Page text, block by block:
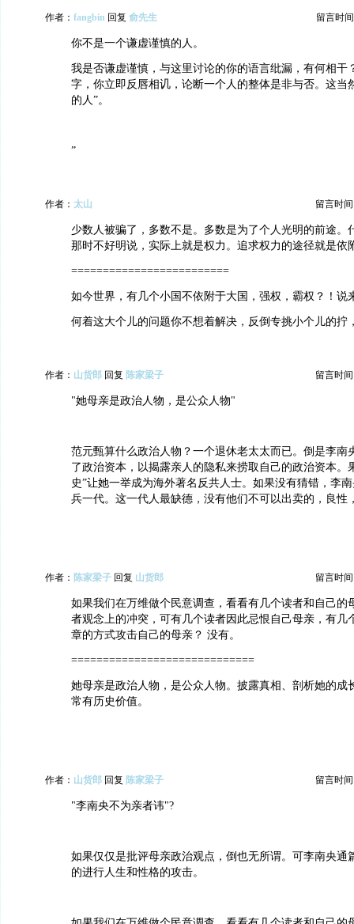
作者： fangbin 回复 俞先生 留言时
你不是一个谦虚谨慎的人。
我是否谦虚谨慎，与这里讨论的你的语言纰漏，有何相干
字，你立即反唇相讥，论断一个人的整体是非与否。这当
的人”。
”
作者： 太山 留言时间
少数人被骗了，多数不是。多数是为了个人光明的前途。
那时不好明说，实际上就是权力。追求权力的途径就是依
=========================
如今世界，有几个小国不依附于大国，强权，霸权？！说
何着这大个儿的问题你不想着解决，反倒专挑小个儿的拧
作者： 山货郎 回复 陈家梁子 留言时间
"她母亲是政治人物，是公众人物"
范元甄算什么政治人物？一个退休老太太而已。倒是李南
了政治资本，以揭露亲人的隐私来捞取自己的政治资本。
史”让她一举成为海外著名反共人士。如果没有猜错，李
兵一代。这一代人最缺德，没有他们不可以出卖的，良性
作者： 陈家梁子 回复 山货郎 留言时间
如果我们在万维做个民意调查，看看有几个读者和自己的
者观念上的冲突，可有几个读者因此忌恨自己母亲，有几
章的方式攻击自己的母亲？ 没有。
=============================
她母亲是政治人物，是公众人物。披露真相、剖析她的成
常有历史价值。
作者： 山货郎 回复 陈家梁子 留言时间
"李南央不为亲者讳"?
如果仅仅是批评母亲政治观点，倒也无所谓。可李南央通
的进行人生和性格的攻击。